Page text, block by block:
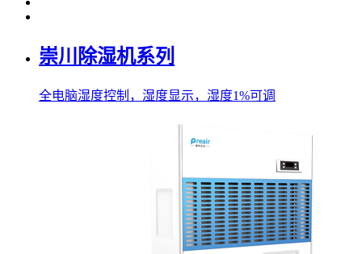
崇川除湿机系列
全电脑湿度控制，湿度显示，湿度1%可调